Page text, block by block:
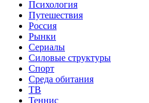
Психология
Путешествия
Россия
Рынки
Сериалы
Силовые структуры
Спорт
Среда обитания
ТВ
Теннис